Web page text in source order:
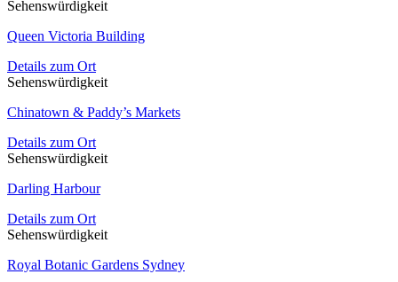
Sehenswürdigkeit
Queen Victoria Building
Details zum Ort
Sehenswürdigkeit
Chinatown & Paddy’s Markets
Details zum Ort
Sehenswürdigkeit
Darling Harbour
Details zum Ort
Sehenswürdigkeit
Royal Botanic Gardens Sydney